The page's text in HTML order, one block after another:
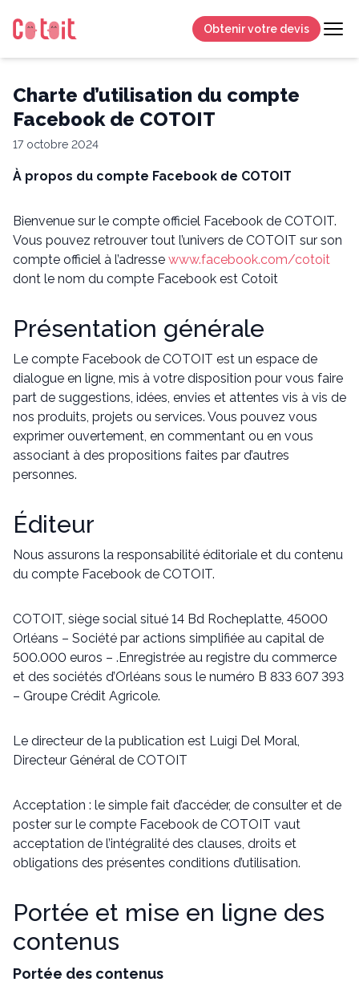
Obtenir votre devis
Charte d’utilisation du compte
Facebook de COTOIT
17 octobre 2024
À propos du compte Facebook de COTOIT
Bienvenue sur le compte officiel Facebook de COTOIT.
Vous pouvez retrouver tout l’univers de COTOIT sur son
compte officiel à l’adresse www.facebook.com/cotoit
dont le nom du compte Facebook est Cotoit
Présentation générale
Le compte Facebook de COTOIT est un espace de
dialogue en ligne, mis à votre disposition pour vous faire
part de suggestions, idées, envies et attentes vis à vis de
nos produits, projets ou services. Vous pouvez vous
exprimer ouvertement, en commentant ou en vous
associant à des propositions faites par d’autres
personnes.
Éditeur
Nous assurons la responsabilité éditoriale et du contenu
du compte Facebook de COTOIT.
COTOIT, siège social situé 14 Bd Rocheplatte, 45000
Orléans – Société par actions simplifiée au capital de
500.000 euros – .Enregistrée au registre du commerce
et des sociétés d’Orléans sous le numéro B 833 607 393
– Groupe Crédit Agricole.
Le directeur de la publication est Luigi Del Moral,
Directeur Général de COTOIT
Acceptation : le simple fait d’accéder, de consulter et de
poster sur le compte Facebook de COTOIT vaut
acceptation de l’intégralité des clauses, droits et
obligations des présentes conditions d’utilisation.
Portée et mise en ligne des
contenus
Portée des contenus